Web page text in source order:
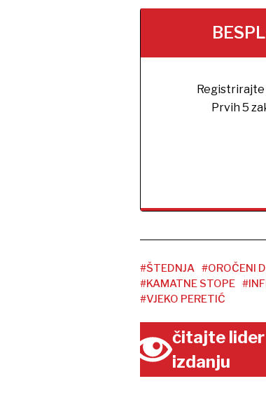
Prvih 5
#ŠTEDNJA #OROČENI
#KAMATNE STOPE
#VJEKO PERETIĆ
čitajte
izdanju